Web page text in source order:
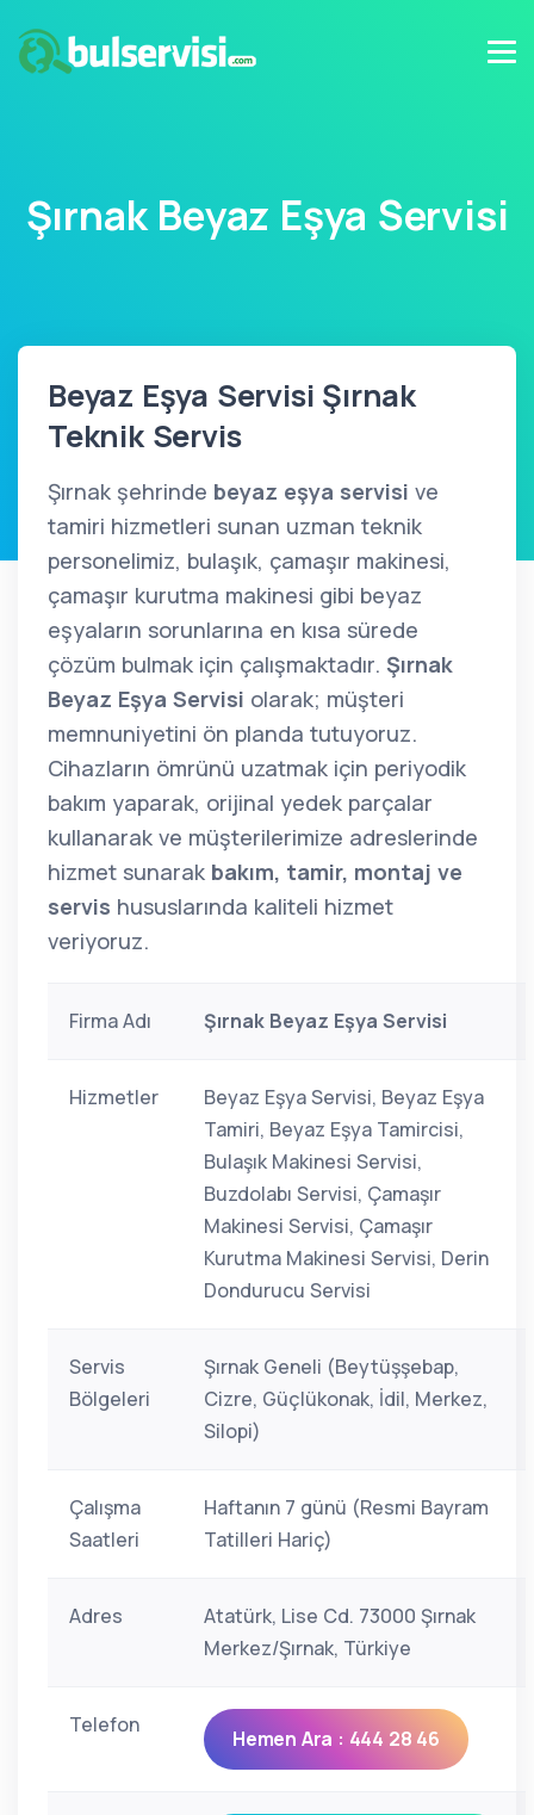
Şırnak Beyaz Eşya Servisi
Beyaz Eşya Servisi Şırnak
Teknik Servis
Şırnak şehrinde beyaz eşya servisi ve
tamiri hizmetleri sunan uzman teknik
personelimiz, bulaşık, çamaşır makinesi,
çamaşır kurutma makinesi gibi beyaz
eşyaların sorunlarına en kısa sürede
çözüm bulmak için çalışmaktadır. Şırnak
Beyaz Eşya Servisi olarak; müşteri
memnuniyetini ön planda tutuyoruz.
Cihazların ömrünü uzatmak için periyodik
bakım yaparak, orijinal yedek parçalar
kullanarak ve müşterilerimize adreslerinde
hizmet sunarak bakım, tamir, montaj ve
servis hususlarında kaliteli hizmet
veriyoruz.
Firma Adı Şırnak Beyaz Eşya Servisi
Hizmetler
Beyaz Eşya Servisi, Beyaz Eşya
Tamiri, Beyaz Eşya Tamircisi,
Bulaşık Makinesi Servisi,
Buzdolabı Servisi, Çamaşır
Makinesi Servisi, Çamaşır
Kurutma Makinesi Servisi, Derin
Dondurucu Servisi
Servis
Bölgeleri
Şırnak Geneli (Beytüşşebap,
Cizre, Güçlükonak, İdil, Merkez,
Silopi)
Çalışma
Saatleri
Haftanın 7 günü (Resmi Bayram
Tatilleri Hariç)
Adres
Atatürk, Lise Cd. 73000 Şırnak
Merkez/Şırnak, Türkiye
Telefon
Hemen Ara : 444 28 46